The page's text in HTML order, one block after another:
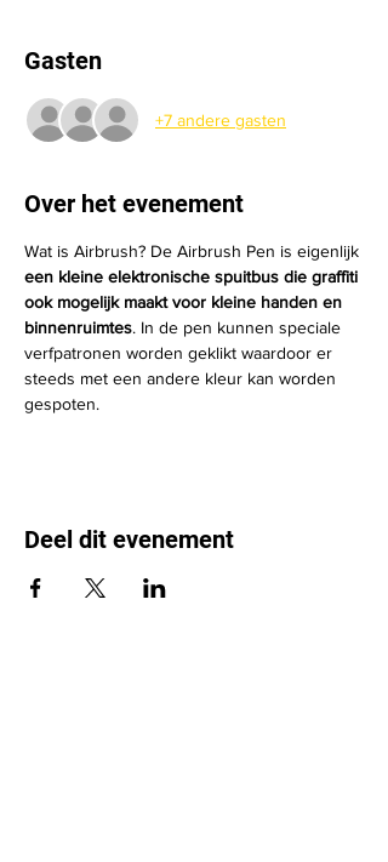
Gasten
+7 andere gasten
Over het evenement
Wat is Airbrush? De Airbrush Pen is eigenlijk
een kleine elektronische spuitbus die graffiti
ook mogelijk maakt voor kleine handen en
binnenruimtes. In de pen kunnen speciale
verfpatronen worden geklikt waardoor er
steeds met een andere kleur kan worden
gespoten.
Deel dit evenement